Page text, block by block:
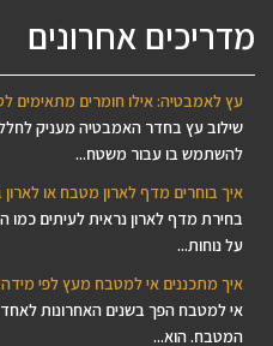
מדריכים אחרונים
עץ לאמבטיה: אילו חומרים מתאימים
שילוב עץ בחדר האמבטיה מעניק
להשתמש בו עבור משטח...
איך בוחרים מדף לארון מטבח או לארון
בחירת מדף לארון נראית לעיתים
על נוחות...
איך מתכננים אי למטבח מעץ לפי
אי למטבח הפך בשנים האחרונות
המטבח. הוא...